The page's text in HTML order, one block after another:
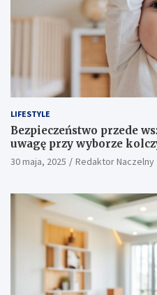
LIFESTYLE
Bezpieczeństwo przede
uwagę przy wyborze
30 maja, 2025 Redaktor Naczelny